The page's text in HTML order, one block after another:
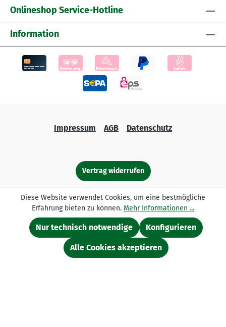
Onlineshop Service-Hotline
Information
Impressum AGB Datenschutz
Vertrag widerrufen
Alle Preise inkl. gesetzl. Mehrwertsteuer zzgl.
Versandkostenund ggf. Nachnahmegebühren, wenn nicht
anders angegeben.
* Ausgenommen Aktionen, bereits reduzierte Ware,
Jagdware, Spirituosen, Kosmetika, Haushaltswaren,
Wohnaccessoires, Accessoires, Deko- und Werbeartikel.
Diese Website verwendet Cookies, um eine bestmögliche
Erfahrung bieten zu können. Mehr Informationen ...
Nur technisch notwendige Konfigurieren
Alle Cookies akzeptieren